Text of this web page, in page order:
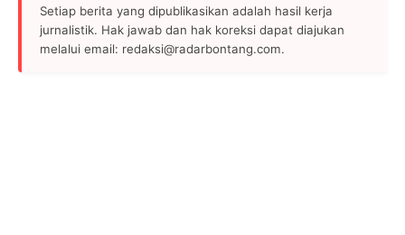
Setiap berita yang dipublikasikan adalah hasil kerja
jurnalistik. Hak jawab dan hak koreksi dapat diajukan
melalui email: redaksi@radarbontang.com.